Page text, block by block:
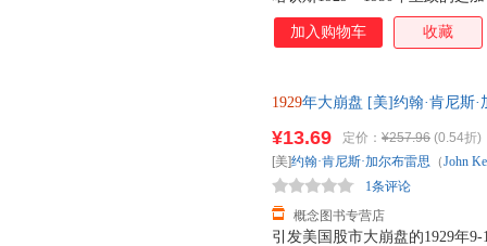
协！ 哈钦斯及其领导下20年的
话。而美国史学大师威廉·H.
大学由基本教育型向研究型转
中心的模式如此新奇与充满活
作者记叙了哈钦森为了推行自
起“智力激励”的氛围
加入购物车 收藏
1929年大崩盘 [美]约翰·肯尼斯·
引发美国股市大崩盘的1929年
¥13.69 定价： ¥257.96 (0.54折)
概念图书专营店
1条评论
[美]约翰·肯尼斯·加尔布雷思 （John